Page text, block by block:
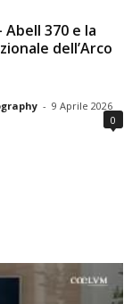
Abell 370 e la
dell’Arco
- 9 Aprile 2026
0